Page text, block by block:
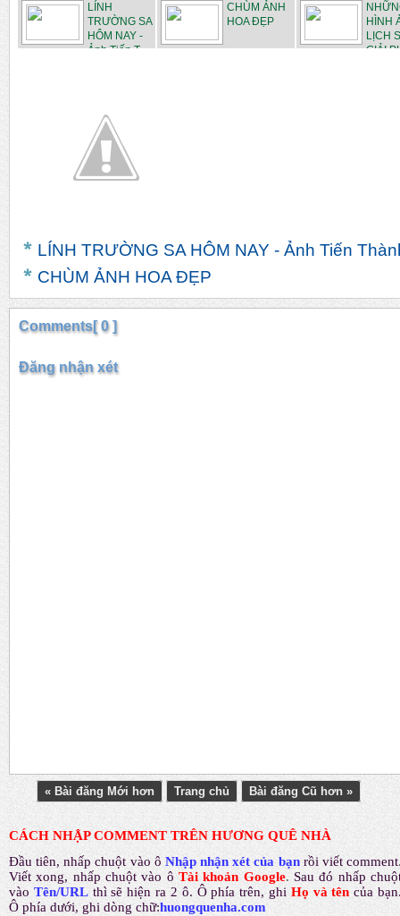
LÍNH
TRƯỜNG SA
HÔM NAY -
Ảnh Tiến T...
CHÙM ẢNH
HOA ĐẸP
HÌNH
LỊCH
GIẢI
LÍNH TRƯỜNG SA HÔM NAY - Ảnh Tiến
CHÙM ẢNH HOA ĐẸP
Comments[ 0 ]
Đăng nhận xét
« Bài đăng Mới hơn Trang chủ Bài đăng Cũ hơn »
CÁCH NHẬP COMMENT TRÊN HƯƠNG QUÊ NHÀ
Đầu tiên, nhấp chuột vào ô Nhập nhận xét của bạn rồi viết comment
Viết xong, nhấp chuột vào ô Tài khoản Google. Sau đó nhấp
vào Tên/URL thì sẽ hiện ra 2 ô. Ô phía trên, ghi Họ và tên của
Ô phía dưới, ghi dòng chữ:huongquenha.com